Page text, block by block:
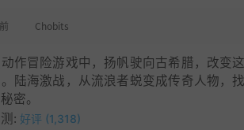
Chobits
作冒险游戏中，扬帆驶向古希腊，改变
陆海激战，从流浪者蜕变成传奇人物，
密。
: 好评 (1,318)